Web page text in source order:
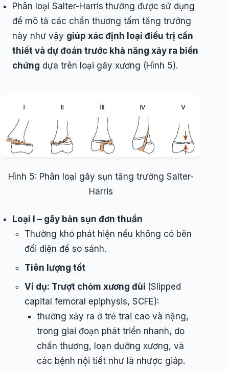
Phân loại Salter-Harris thường được sử dụng
để mô tả các chấn thương tấm tăng trưởng
này như vậy giúp xác định loại điều trị cần
thiết và dự đoán trước khả năng xảy ra biến
chứng dựa trên loại gãy xương (Hình 5).
Hình 5: Phân loại gãy sụn tăng trưởng Salter-
Harris
Loại I – gãy bản sụn đơn thuần
Thường khó phát hiện nếu không có bên
đối diện để so sánh.
Tiên lượng tốt
Ví dụ: Trượt chỏm xương đùi (Slipped
capital femoral epiphysis, SCFE):
thường xảy ra ở trẻ trai cao và nặng,
trong giai đoạn phát triển nhanh, do
chấn thương, loạn dưỡng xương, và
các bệnh nội tiết như là nhược giáp.